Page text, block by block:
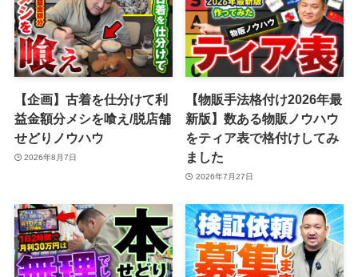
【企画】古着を仕分けて利
益金額分メシを喰え/脱店舗
せどりノウハウ
2026年8月7日
【物販手法格付け2026年最
新版】数ある物販ノウハウ
をティア表で格付けしてみ
ました
2026年7月27日